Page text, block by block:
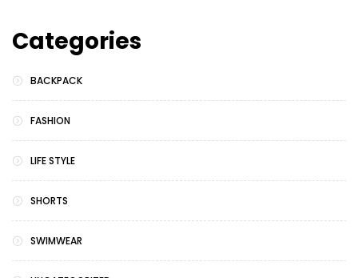
Categories
BACKPACK
FASHION
LIFE STYLE
SHORTS
SWIMWEAR